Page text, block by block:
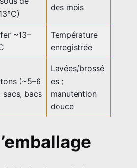
des mois
~13–
Température
enregistrée
(~5–6
sacs, bacs
Lavées/brossé
es ;
manutention
douce